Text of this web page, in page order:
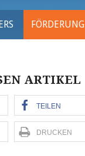
FÖRDERUNG
ARTIKEL
TEILEN
DRUCKEN